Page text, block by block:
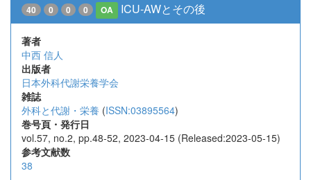
40 0 0 0 OA ICU‐AWとその後
著者
中西 信人
出版者
日本外科代謝栄養学会
雑誌
外科と代謝・栄養 (ISSN:03895564)
巻号頁・発行日
vol.57, no.2, pp.48-52, 2023-04-15 (Released:2023-05-15)
参考文献数
38